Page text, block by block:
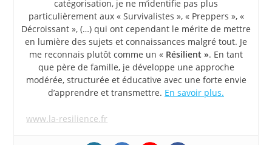
catégorisation, je ne m’identifie pas plus
particulièrement aux « Survivalistes », « Preppers », «
Décroissant », (…) qui ont cependant le mérite de mettre
en lumière des sujets et connaissances malgré tout. Je
me reconnais plutôt comme un « Résilient ». En tant
que père de famille, je développe une approche
modérée, structurée et éducative avec une forte envie
d’apprendre et transmettre. En savoir plus.
www.la-resilience.fr